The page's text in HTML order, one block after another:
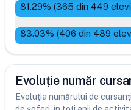
81.29% (365 din 449
83.03% (406 din 489
Evoluție număr
Evoluția numărului de